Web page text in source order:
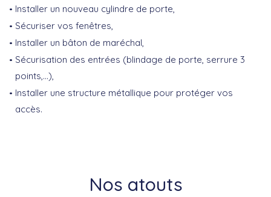
Installer un nouveau cylindre de porte,
Sécuriser vos fenêtres,
Installer un bâton de maréchal,
Sécurisation des entrées (blindage de porte, serrure 3
points,…),
Installer une structure métallique pour protéger vos
accès.
Nos atouts